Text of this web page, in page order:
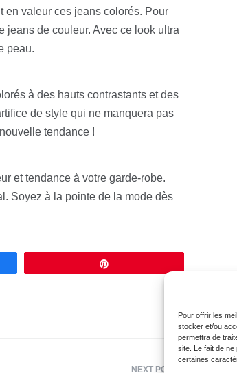
Pour offrir les
stocker et/ou
permettra de
site. Le fait de
certaines
en valeur ces jeans colorés. Pour
jeans de couleur. Avec ce look ultra
peau.
à des hauts contrastants et des
de style qui ne manquera pas
tendance !
et tendance à votre garde-robe.
Soyez à la pointe de la mode dès